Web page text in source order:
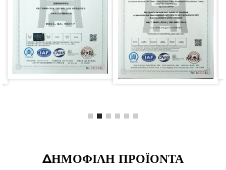
ΔΗΜΟΦΙΛΗ ΠΡΟΪΟΝΤΑ